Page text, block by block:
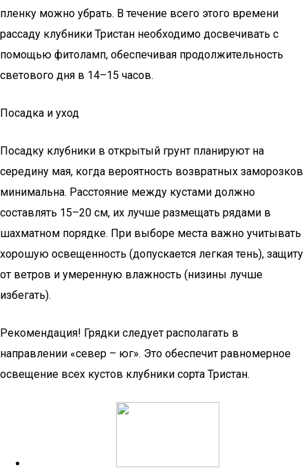
пленку можно убрать. В течение всего этого времени
рассаду клубники Тристан необходимо досвечивать с
помощью фитоламп, обеспечивая продолжительность
светового дня в 14–15 часов.
Посадка и уход
Посадку клубники в открытый грунт планируют на
середину мая, когда вероятность возвратных заморозков
минимальна. Расстояние между кустами должно
составлять 15–20 см, их лучше размещать рядами в
шахматном порядке. При выборе места важно учитывать
хорошую освещенность (допускается легкая тень), защиту
от ветров и умеренную влажность (низины лучше
избегать).
Рекомендация! Грядки следует располагать в
направлении «север – юг». Это обеспечит равномерное
освещение всех кустов клубники сорта Тристан.